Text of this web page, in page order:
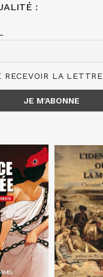
:
RECEVOIR LA LETTRE